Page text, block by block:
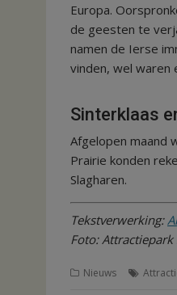
Europa.
de geesten te
namen de Ierse
vinden, wel waren
Sinterklaas
Afgelopen maand
Prairie konden
Slagharen.
Tekstverwerking:
Foto: Attractiepark
Nieuws